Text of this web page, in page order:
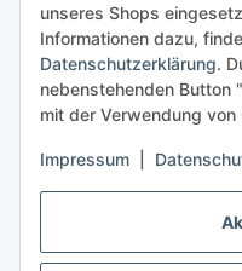
unseres Shops
Informationen dazu,
Datenschutzerklärung.
nebenstehenden Button
mit der Verwendung
Impressum